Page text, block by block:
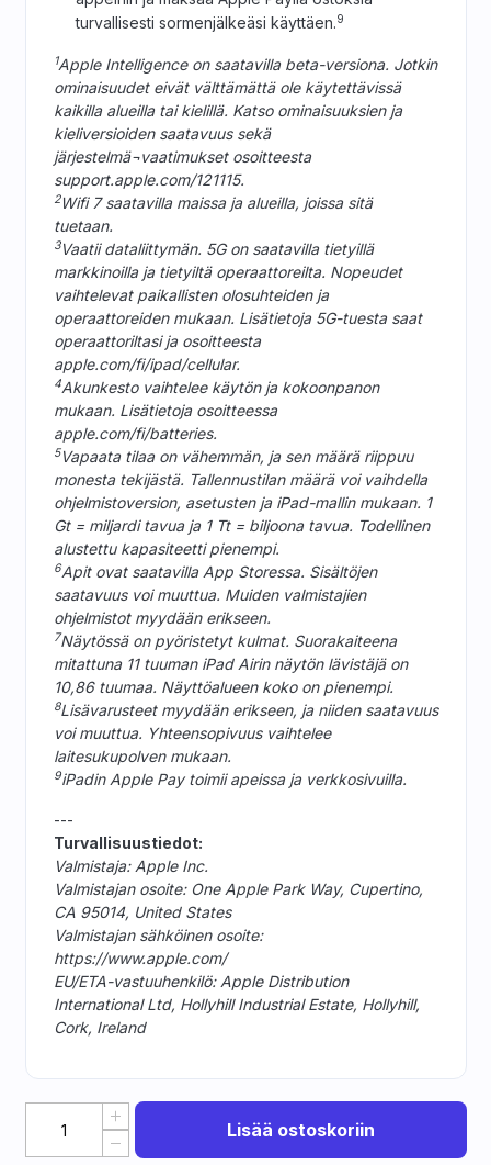
turvallisesti sormenjälkeäsi käyttäen.9
1Apple Intelligence on saatavilla beta-versiona. Jotkin
ominaisuudet eivät välttämättä ole käytettävissä
kaikilla alueilla tai kielillä. Katso ominaisuuksien ja
kieliversioiden saatavuus sekä
järjestelmä¬vaatimukset osoitteesta
support.apple.com/121115.
2Wifi 7 saatavilla maissa ja alueilla, joissa sitä
tuetaan.
3Vaatii dataliittymän. 5G on saatavilla tietyillä
markkinoilla ja tietyiltä operaattoreilta. Nopeudet
vaihtelevat paikallisten olosuhteiden ja
operaattoreiden mukaan. Lisätietoja 5G-tuesta saat
operaattoriltasi ja osoitteesta
apple.com/fi/ipad/cellular.
4Akunkesto vaihtelee käytön ja kokoonpanon
mukaan. Lisätietoja osoitteessa
apple.com/fi/batteries.
5Vapaata tilaa on vähemmän, ja sen määrä riippuu
monesta tekijästä. Tallennustilan määrä voi vaihdella
ohjelmistoversion, asetusten ja iPad-mallin mukaan. 1
Gt = miljardi tavua ja 1 Tt = biljoona tavua. Todellinen
alustettu kapasiteetti pienempi.
6Apit ovat saatavilla App Storessa. Sisältöjen
saatavuus voi muuttua. Muiden valmistajien
ohjelmistot myydään erikseen.
7Näytössä on pyöristetyt kulmat. Suorakaiteena
mitattuna 11 tuuman iPad Airin näytön lävistäjä on
10,86 tuumaa. Näyttöalueen koko on pienempi.
8Lisävarusteet myydään erikseen, ja niiden saatavuus
voi muuttua. Yhteensopivuus vaihtelee
laitesukupolven mukaan.
9iPadin Apple Pay toimii apeissa ja verkkosivuilla.
---
Turvallisuustiedot:
Valmistaja: Apple Inc.
Valmistajan osoite: One Apple Park Way, Cupertino,
CA 95014, United States
Valmistajan sähköinen osoite:
https://www.apple.com/
EU/ETA-vastuuhenkilö: Apple Distribution
International Ltd, Hollyhill Industrial Estate, Hollyhill,
Cork, Ireland
Lisää ostoskoriin